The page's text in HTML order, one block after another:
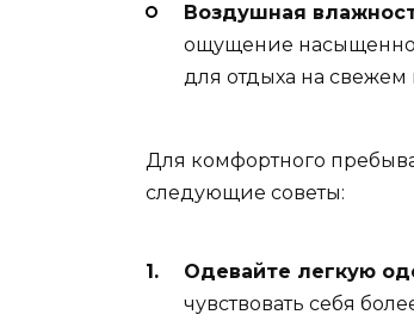
Воздушная
ощущение
для отдыха на свежем
Для комфортного
следующие советы:
Одевайте легкую
чувствовать себя